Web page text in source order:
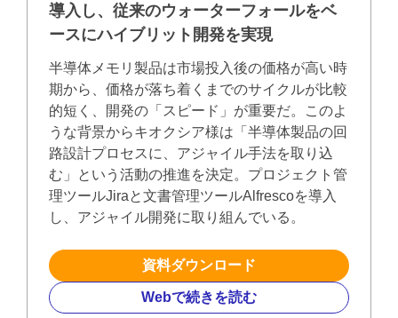
導⼊し、従来のウォーターフォールをベ
ースにハイブリット開発を実現
半導体メモリ製品は市場投⼊後の価格が⾼い時
期から、価格が落ち着くまでのサイクルが⽐較
的短く、開発の「スピード」が重要だ。このよ
うな背景からキオクシア様は「半導体製品の回
路設計プロセスに、アジャイル⼿法を取り込
む」という活動の推進を決定。プロジェクト管
理ツールJiraと⽂書管理ツールAlfrescoを導⼊
し、アジャイル開発に取り組んでいる。
資料ダウンロード
Webで続きを読む